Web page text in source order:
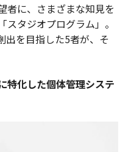
者に、さまざまな知見を
タジオプログラム」。
出を目指した5者が、そ
特化した個体管理システ